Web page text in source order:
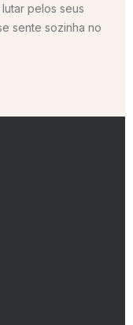
pelos seus
sente sozinha no